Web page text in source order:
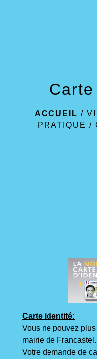
ACCUEIL /
PRATIQUE /
Carte identité:
Vous ne pouvez
mairie de Francastel.
Votre demande de